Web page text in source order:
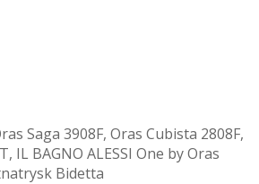
Saga 3908F, Oras Cubista 2808F,
, IL BAGNO ALESSI One by Oras
Bidetta